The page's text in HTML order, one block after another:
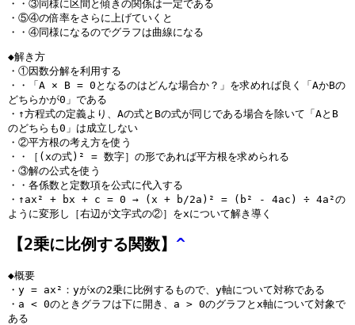
・・③同様に区間と傾きの関係は一定である
・⑤④の倍率をさらに上げていくと
・・④同様になるのでグラフは曲線になる
◆解き方
・①因数分解を利用する
・・「A × B = 0となるのはどんな場合か？」を求めれば良く「AかBの
どちらかが0」である
・↑方程式の定義より、Aの式とBの式が同じである場合を除いて「AとB
のどちらも0」は成立しない
・②平方根の考え方を使う
・・［(xの式)² = 数字］の形であれば平方根を求められる
・③解の公式を使う
・・各係数と定数項を公式に代入する
・↑ax² + bx + c = 0 → (x + b/2a)² = (b² - 4ac) ÷ 4a²の
ように変形し［右辺が文字式の②］をxについて解き導く
【2乗に比例する関数】^
◆概要
・y = ax²：yがxの2乗に比例するもので、y軸について対称である
・a < 0のときグラフは下に開き、a > 0のグラフとx軸について対象で
ある